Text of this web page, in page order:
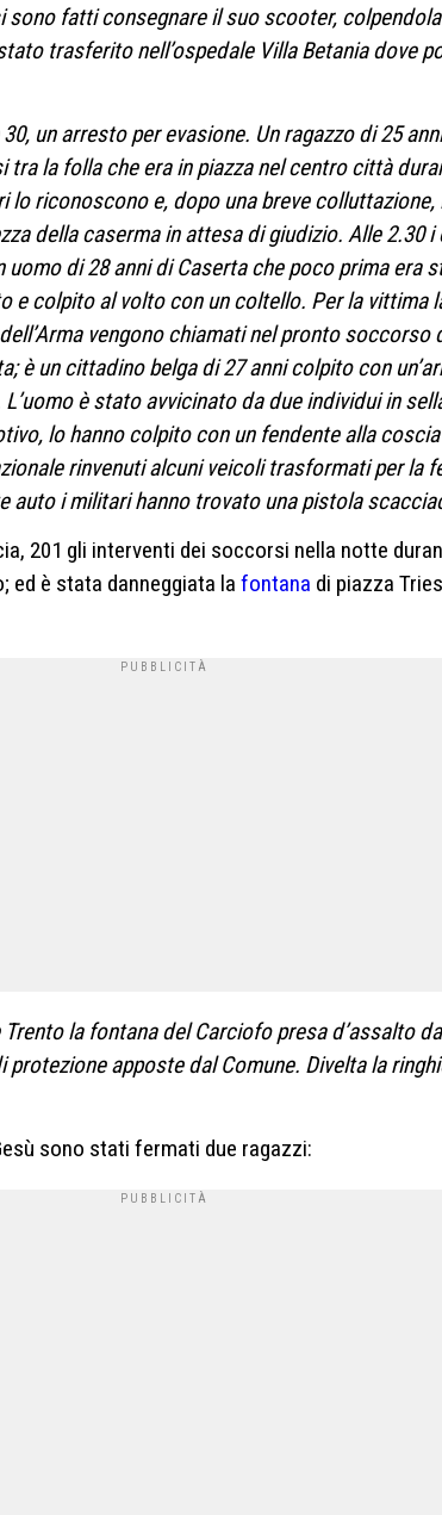
sono fatti consegnare il suo scooter,
trasferito nell’ospedale Villa Betania dove
un arresto per evasione. Un ragazzo di 25
la folla che era in piazza nel centro città
lo riconoscono e, dopo una breve
della caserma in attesa di giudizio. Alle 2.30 i
di 28 anni di Caserta che poco prima era
e colpito al volto con un coltello. Per la vittima
vengono chiamati nel pronto soccorso
è un cittadino belga di 27 anni colpito con
è stato avvicinato da due individui in
lo hanno colpito con un fendente alla
rinvenuti alcuni veicoli trasformati per la
auto i militari hanno trovato una pistola
201 gli interventi dei soccorsi nella notte
è stata danneggiata la fontana di piazza
Trento la fontana del Carciofo presa d’assalto
apposte dal Comune. Divelta la
sono stati fermati due ragazzi: